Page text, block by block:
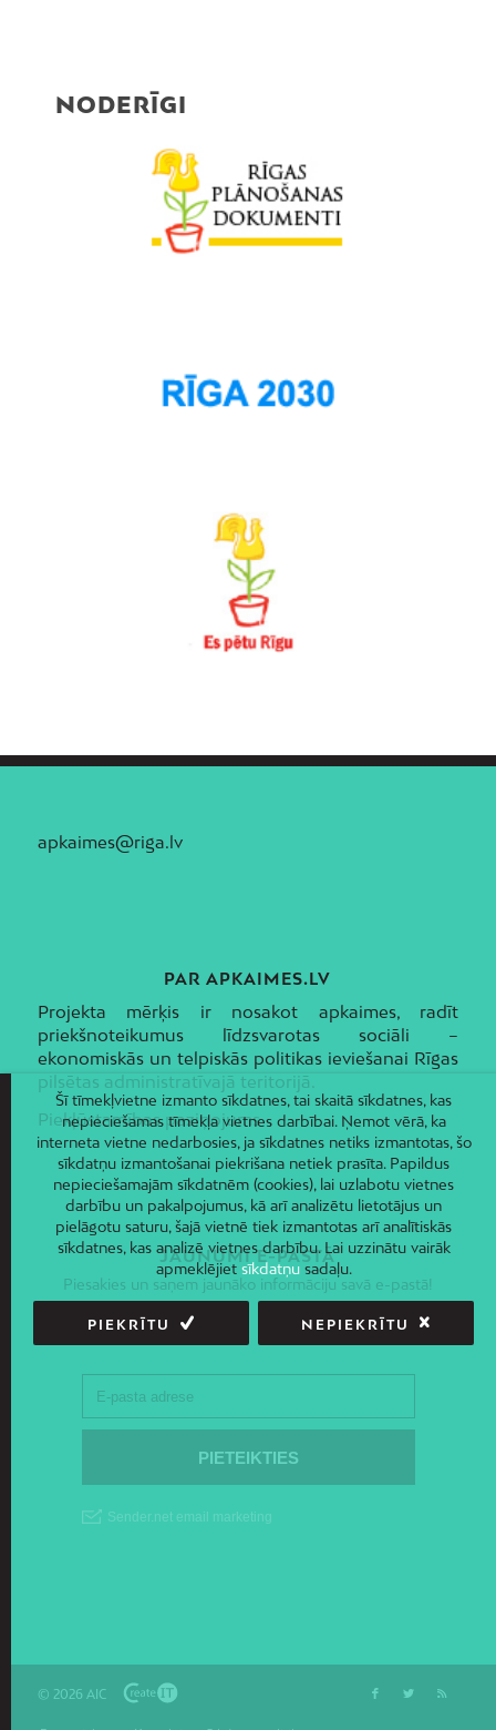
NODERĪGI
apkaimes@riga.lv
PAR APKAIMES.LV
Projekta mērķis ir nosakot apkaimes, radīt
priekšnoteikumus līdzsvarotas sociāli –
ekonomiskās un telpiskās politikas ieviešanai Rīgas
pilsētas administratīvajā teritorijā.
Piekļūstamības paziņojums
JAUNUMI E-PASTĀ
Piesakies un saņem jaunāko informāciju savā e-pastā!
© 2026 AIC
Šī tīmekļvietne izmanto sīkdatnes, tai skaitā sīkdatnes, kas
nepieciešamas tīmekļa vietnes darbībai. Ņemot vērā, ka
interneta vietne nedarbosies, ja sīkdatnes netiks izmantotas, šo
sīkdatņu izmantošanai piekrišana netiek prasīta. Papildus
nepieciešamajām sīkdatnēm (cookies), lai uzlabotu vietnes
darbību un pakalpojumus, kā arī analizētu lietotājus un
pielāgotu saturu, šajā vietnē tiek izmantotas arī analītiskās
sīkdatnes, kas analizē vietnes darbību. Lai uzzinātu vairāk
apmeklējiet sīkdatņusadaļu.
PIEKRĪTU NEPIEKRĪTU